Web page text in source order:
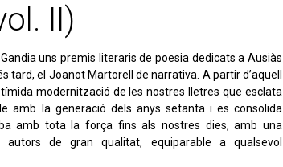
II)
Gandia uns premis literaris de poesia dedicats a Ausiàs
tard, el Joanot Martorell de narrativa. A partir d’aquell
modernització de les nostres lletres que esclata
amb la generació dels anys setanta i es consolida
amb tota la força fins als nostres dies, amb una
autors de gran qualitat, equiparable a qualsevol